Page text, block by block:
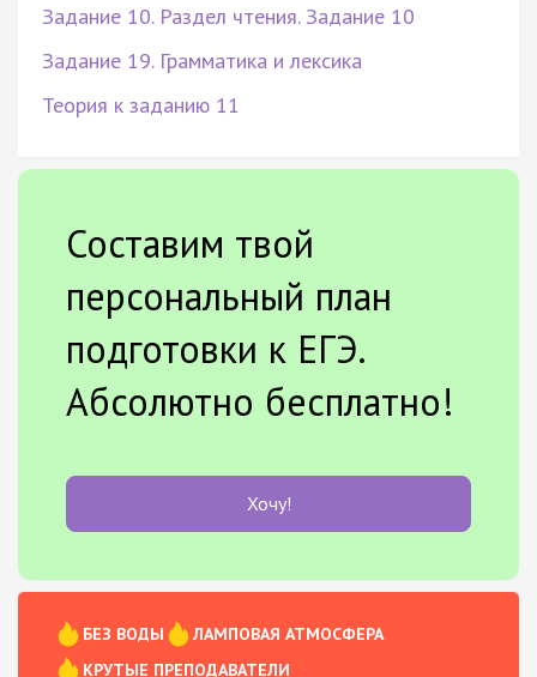
Задание 10. Раздел чтения. Задание 10
Задание 19. Грамматика и лексика
Теория к заданию 11
Составим твой
персональный план
подготовки к ЕГЭ.
Абсолютно бесплатно!
Хочу!
БЕЗ ВОДЫ
ЛАМПОВАЯ АТМОСФЕРА
КРУТЫЕ ПРЕПОДАВАТЕЛИ